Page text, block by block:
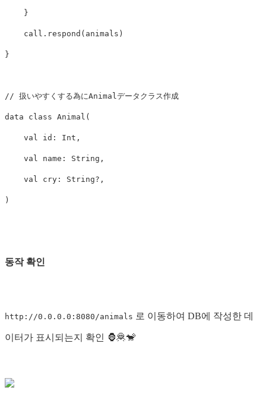
}
call . respond ( animals )
}
// 扱いやすくする為にAnimalデータクラス作成
data class Animal (
val id : Int ,
val name : String ,
val cry : String?,
)
동작 확인
http://0.0.0.0:8080/animals 로 이동하여 DB에 작성한 데
이터가 표시되는지 확인 🦍🦧🐒